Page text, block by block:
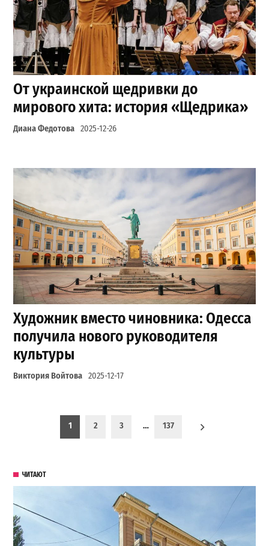
От украинской щедривки до
мирового хита: история «Щедрика»
Диана Федотова 2025-12-26
Художник вместо чиновника: Одесса
получила нового руководителя
культуры
Виктория Войтова 2025-12-17
Пагинация записей
1 2 3 … 137
ЧИТАЮТ